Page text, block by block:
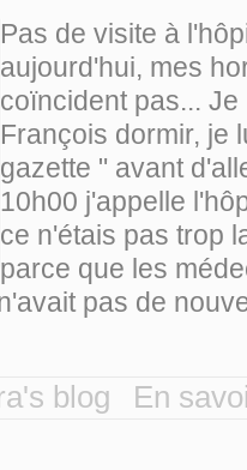
Pas de visite à
aujourd'hui, mes
coïncident pas...
François dormir, je
gazette " avant
10h00 j'appelle
ce n'étais pas trop
parce que les
pas de
blog En